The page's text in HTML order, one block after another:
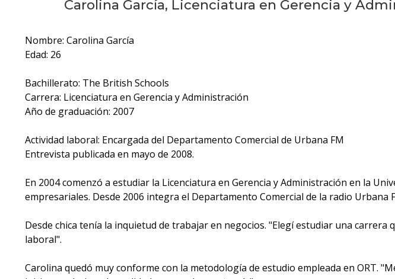
Carolina García, Licenciatura en Gerencia y
Nombre: Carolina García
Edad: 26
Bachillerato: The British Schools
Carrera: Licenciatura en Gerencia y Administración
Año de graduación: 2007
Actividad laboral: Encargada del Departamento Comercial de Urbana FM
Entrevista publicada en mayo de 2008.
En 2004 comenzó a estudiar la Licenciatura en Gerencia y Administración en la
empresariales. Desde 2006 integra el Departamento Comercial de la radio Urbana
Desde chica tenía la inquietud de trabajar en negocios. "Elegí estudiar una
laboral".
Carolina quedó muy conforme con la metodología de estudio empleada en ORT.